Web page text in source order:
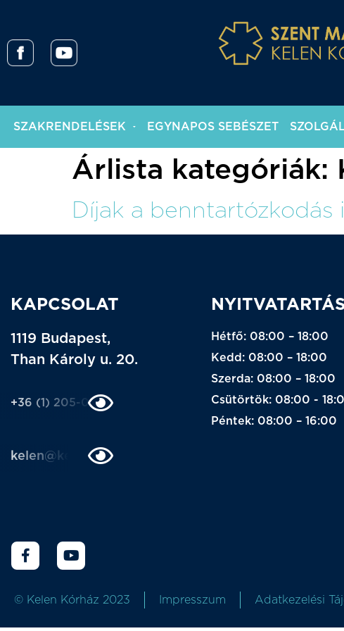
SZAKRENDELÉSEK EGYNAPOS SEBÉSZET
Árlista kategóriák:
Díjak a
KAPCSOLAT
1119 Budapest,
Than Károly u. 20.
+36 (1) 205-0205
kelen@kelen.hu
NYITVATARTÁS
Hétfő: 08:00 – 18:00
Kedd: 08:00 – 18:00
Szerda: 08:00 – 18:00
Csütörtök: 08:00 -
Péntek: 08:00 – 16:00
© Kelen Kórház 2023 Impresszum Adatkezelési